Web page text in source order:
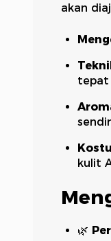
akan
tepat
kulit
🌿